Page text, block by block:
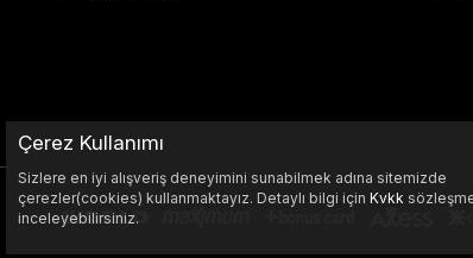
Çerez Kullanımı
Sizlere en iyi alışveriş deneyimini sunabilmek adına sitemizde
çerezler(cookies) kullanmaktayız. Detaylı bilgi için Kvkk
inceleyebilirsiniz.